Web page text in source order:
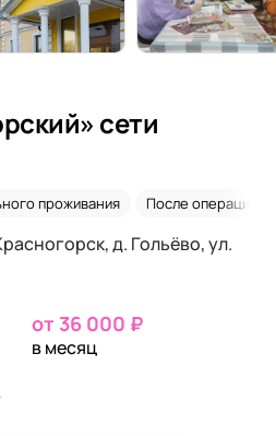
сети
проживания После операций
д. Гольёво, ул.
от 36 000 ₽
в месяц